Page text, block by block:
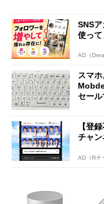
た
SNS
使って
AD（
スマ
セー
【登
チャン
AD（Rチ